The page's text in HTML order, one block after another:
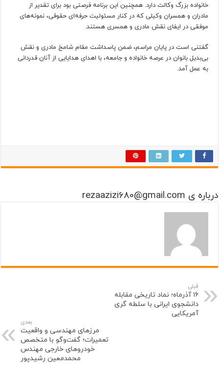
خانواده بزرگ وکالت دارد. همچنین این برنامه فرصتی بود برای تقدیر از
مادران و همسران وکیلی که در کنار مسئولیت حرفه‌ای حقوقی، نمونه‌های
موفقی در ایفای نقش مادری و همسری هستند.
گفتنی است در پایان مراسم، ضمن پاسداشت مقام شامخ مادری و نقش
بی‌بدیل بانوان در عرصه خانواده و جامعه، با اهدای هدایایی از آنان قدردانی
به عمل آمد.
درباره ی rezaazizi680@gmail.com
قبلی
۱۶ آذرماه؛ نماد تاریخی مقابله
دانشجوی ایرانی با سلطه گری
آمریکایی
بعدی
مرزهای مهندسی و واقعیت
تعمیرات؛ گفت‌وگو با متخصص
خودروهای خارجی مهندس
محمدمعین رشیدپور